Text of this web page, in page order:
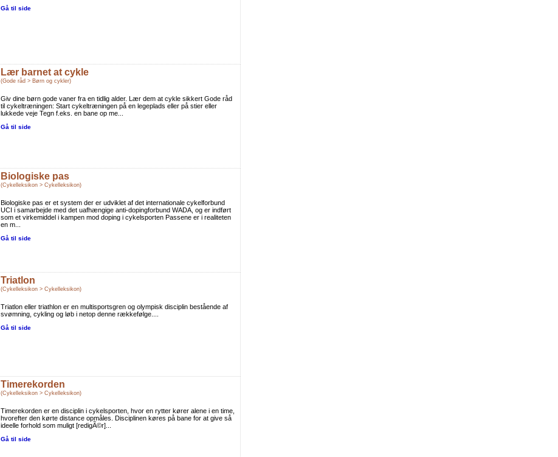
Gå til side
Lær barnet at cykle
(Gode råd > Børn og cykler)
Giv dine børn gode vaner fra en tidlig alder. Lær dem at cykle sikkert Gode råd
til cykeltræningen: Start cykeltræningen på en legeplads eller på stier eller
lukkede veje Tegn f.eks. en bane op me...
Gå til side
Biologiske pas
(Cykelleksikon > Cykelleksikon)
Biologiske pas er et system der er udviklet af det internationale cykelforbund
UCI i samarbejde med det uafhængige anti-dopingforbund WADA, og er indført
som et virkemiddel i kampen mod doping i cykelsporten Passene er i realiteten
en m...
Gå til side
Triatlon
(Cykelleksikon > Cykelleksikon)
Triatlon eller triathlon er en multisportsgren og olympisk disciplin bestående af
svømning, cykling og løb i netop denne rækkefølge....
Gå til side
Timerekorden
(Cykelleksikon > Cykelleksikon)
Timerekorden er en disciplin i cykelsporten, hvor en rytter kører alene i en time,
hvorefter den kørte distance opmåles. Disciplinen køres på bane for at give så
ideelle forhold som muligt [redigÃ©r]...
Gå til side